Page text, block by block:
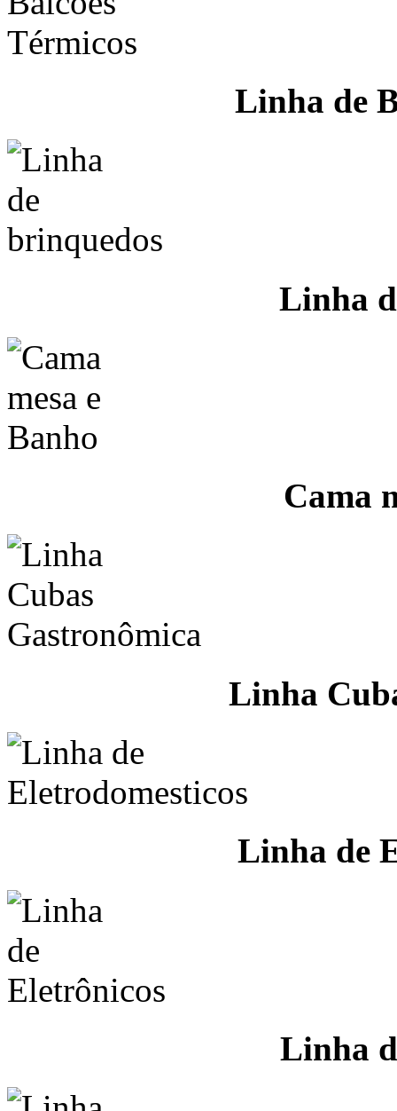
Linha de
Linha
Cama
Linha
Linha de
Linha